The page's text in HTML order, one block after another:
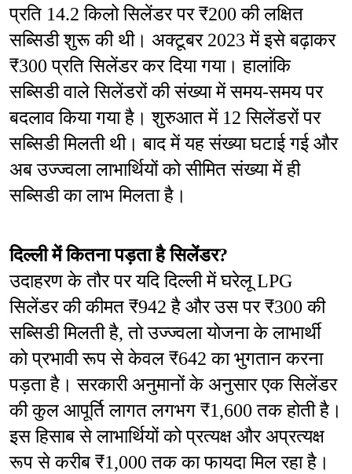
प्रति 14.2 किलो सिलेंडर पर ₹200 की लक्षित
सब्सिडी शुरू की थी। अक्टूबर 2023 में इसे बढ़ाकर
₹300 प्रति सिलेंडर कर दिया गया। हालांकि
सब्सिडी वाले सिलेंडरों की संख्या में समय-समय पर
बदलाव किया गया है। शुरुआत में 12 सिलेंडरों पर
सब्सिडी मिलती थी। बाद में यह संख्या घटाई गई और
अब उज्ज्वला लाभार्थियों को सीमित संख्या में ही
सब्सिडी का लाभ मिलता है।
दिल्ली में कितना पड़ता है सिलेंडर?
उदाहरण के तौर पर यदि दिल्ली में घरेलू LPG
सिलेंडर की कीमत ₹942 है और उस पर ₹300 की
सब्सिडी मिलती है, तो उज्ज्वला योजना के लाभार्थी
को प्रभावी रूप से केवल ₹642 का भुगतान करना
पड़ता है। सरकारी अनुमानों के अनुसार एक सिलेंडर
की कुल आपूर्ति लागत लगभग ₹1,600 तक होती है।
इस हिसाब से लाभार्थियों को प्रत्यक्ष और अप्रत्यक्ष
रूप से करीब ₹1,000 तक का फायदा मिल रहा है।